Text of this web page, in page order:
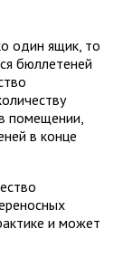
один ящик, то
бюллетеней
помещении,
в конце
и может